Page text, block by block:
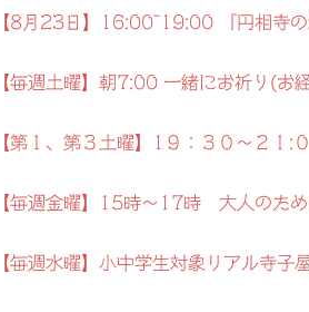
【8月23日】16:00~19:00 『円相寺
【毎週土曜】朝7:00 一緒にお祈り(お
【第１、第３土曜】1９：３０～２１:
【毎週金曜】15時～17時 大人のため
【毎週水曜】小中学生対象リアル寺子